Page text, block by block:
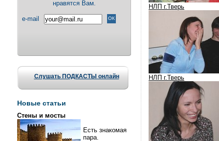
нравятся Вам.
e-mail
Слушать ПОДКАСТЫ онлайн
Новые статьи
Стены и мосты
Есть знакомая
пара.
НЛП г.Тверь
НЛП г.Тверь